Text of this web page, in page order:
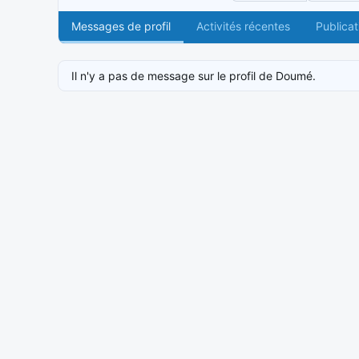
Messages de profil Activités récentes
Il n'y a pas de message sur le profil de Doumé.